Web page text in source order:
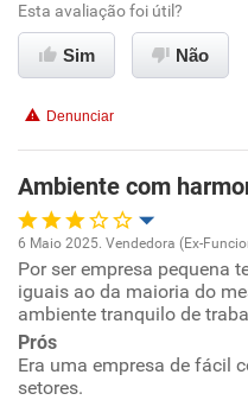
Conciliação com a vida
Benefícios
Não recomenda a
Esta avaliação foi útil?
Sim Não
Denunciar
Ambiente com
Oportunidade de promoção
Ambiente de trabalho
Conciliação com a vida
6 Maio 2025. Vendedora (Ex-
Por ser empresa pequena
iguais ao da maioria do
ambiente tranquilo de
Prós
Era uma empresa de fácil
setores.